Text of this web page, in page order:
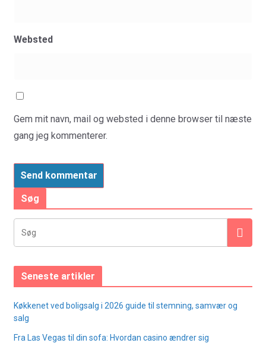
Websted
Gem mit navn, mail og websted i denne browser til næste
gang jeg kommenterer.
Søg
Seneste artikler
Køkkenet ved boligsalg i 2026 guide til stemning, samvær og
salg
Fra Las Vegas til din sofa: Hvordan casino ændrer sig